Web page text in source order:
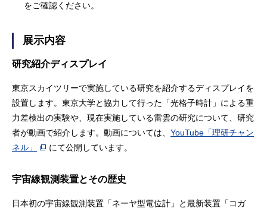
をご確認ください。
展示内容
研究紹介ディスプレイ
東京スカイツリーで実施している研究を紹介するディスプレイを
設置します。東京大学と協力して行った「光格子時計」による重
力差検出の実験や、現在実施している雷雲の研究について、研究
者が動画で紹介します。動画については、 YouTube「理研チャン
ネル」
にて公開しています。
宇宙線観測装置とその歴史
日本初の宇宙線観測装置「ネーヤ型電位計」と最新装置「コガ